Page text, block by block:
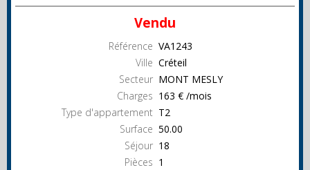
Vendu
Référence VA1243
Ville Créteil
Secteur MONT MESLY
Charges 163 € /mois
Type d'appartement T2
Surface 50.00
Séjour 18
Pièces 1